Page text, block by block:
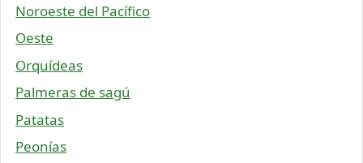
Noroeste del Pacífico
Oeste
Orquídeas
Palmeras de sagú
Patatas
Peonías